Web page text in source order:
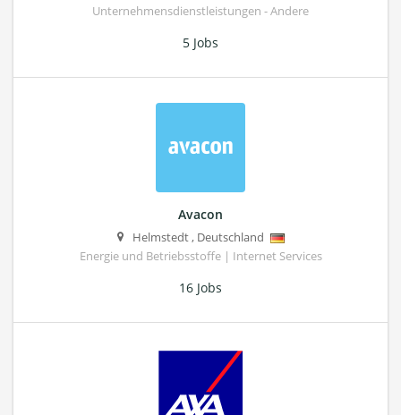
Unternehmensdienstleistungen - Andere
5 Jobs
Avacon
Helmstedt, Deutschland
Energie und Betriebsstoffe | Internet Services
16 Jobs